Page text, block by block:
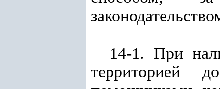
14-1. При
территорией